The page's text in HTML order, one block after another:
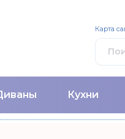
Кухни
Карта